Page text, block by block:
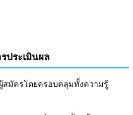
ประเมินผล
สมัครโดยครอบคลุมทั้งความรู้